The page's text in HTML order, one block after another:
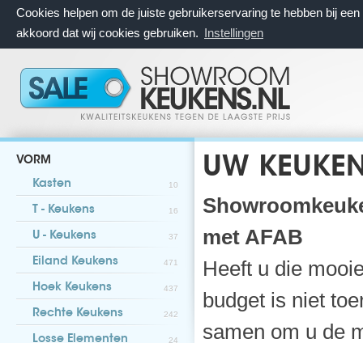
Cookies helpen om de juiste gebruikerservaring te hebben bij
akkoord dat wij cookies gebruiken. Instellingen
VORM
Kasten 10
T - Keukens 16
U - Keukens 37
Eiland Keukens 471
Hoek Keukens 437
Rechte Keukens 242
Losse Elementen 24
UW
met AFAB
Heeft u die
budget is niet
samen om u de